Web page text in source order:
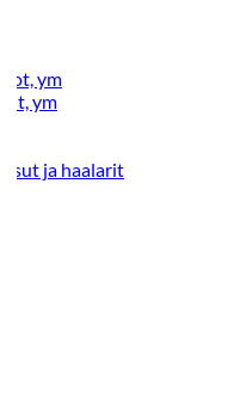
ym
ym
ja haalarit